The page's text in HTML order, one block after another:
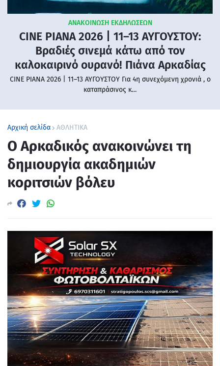
ΑΝΑΚΟΙΝΩΣΗ ΕΚΔΗΛΩΣΕΩΝ
CINE PIANA 2026 | 11–13 ΑΥΓΟΥΣΤΟΥ:
Βραδιές σινεμά κάτω από τον
καλοκαιρινό ουρανό! Πιάνα Αρκαδίας
CINE PIANA 2026 | 11–13 ΑΥΓΟΥΣΤΟΥ Για 4η συνεχόμενη χρονιά , ο
καταπράσινος κ…
Αρχική σελίδα ΑΘΛΗΤΙΚΑ
Ο Αρκαδικός ανακοινώνει τη
δημιουργία ακαδημιών
κοριτσιών βόλευ